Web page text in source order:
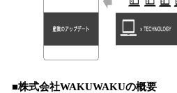
■株式会社WAKUWAKUの概要